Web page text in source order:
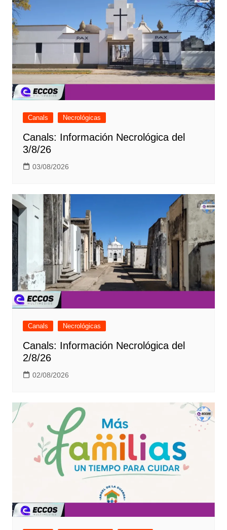
Canals Necrológicas
Canals: Información Necrológica del
3/8/26
03/08/2026
Canals Necrológicas
Canals: Información Necrológica del
2/8/26
02/08/2026